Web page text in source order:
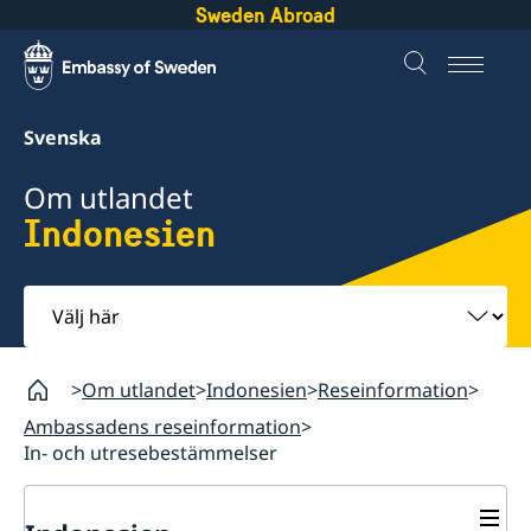
Sweden Abroad
Svenska
Om utlandet
Indonesien
Välj
här
Om utlandet Indonesien Reseinformation
Ambassadens reseinformation
In- och utresebestämmelser